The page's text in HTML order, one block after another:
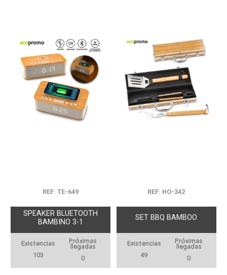
REF: TE-649
SPEAKER BLUETOOTH
BAMBINO 3-1
Existencias
103
Próximas
llegadas
0
REF: HO-342
SET BBQ BAMBOO
Existencias
49
Próximas
llegadas
0